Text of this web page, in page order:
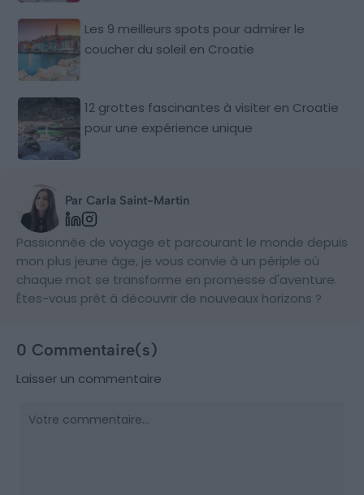
Les 9 meilleurs spots pour admirer le
coucher du soleil en Croatie
12 grottes fascinantes à visiter en Croatie
pour une expérience unique
Par Carla Saint-Martin
Passionnée de voyage et parcourant le monde depuis
mon plus jeune âge, je vous convie à un périple où
chaque mot se transforme en promesse d'aventure.
Êtes-vous prêt à découvrir de nouveaux horizons ?
0 Commentaire(s)
Laisser un commentaire